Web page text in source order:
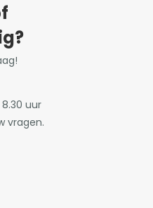
uur
vragen.